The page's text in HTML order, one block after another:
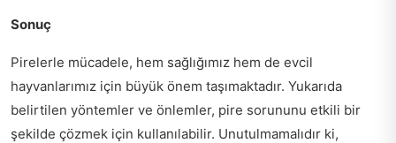
Sonuç
Pirelerle mücadele, hem sağlığımız hem de evcil
hayvanlarımız için büyük önem taşımaktadır. Yukarıda
belirtilen yöntemler ve önlemler, pire sorununu etkili bir
şekilde çözmek için kullanılabilir. Unutulmamalıdır ki,